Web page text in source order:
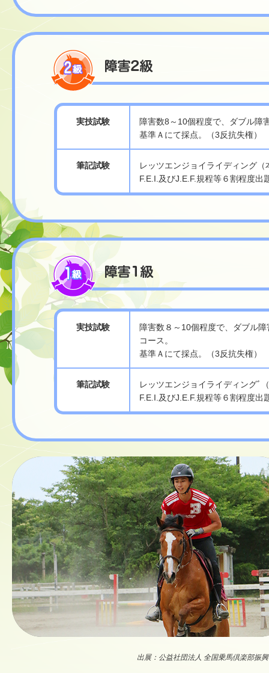
実技試験
障害数8～10個程度で、ダブル障
基準Ａにて採点。（3反抗失権）
筆記試験
レッツエンジョイライディング
F.E.I.及びJ.E.F.規程等６割程度出
実技試験
障害数８～10個程度で、ダブル
コース。
基準Ａにて採点。（3反抗失権）
筆記試験
レッツエンジョイライディングﾞ
F.E.I.及びJ.E.F.規程等６割程度出
出展：公益社団法人 全国乗馬倶楽部振